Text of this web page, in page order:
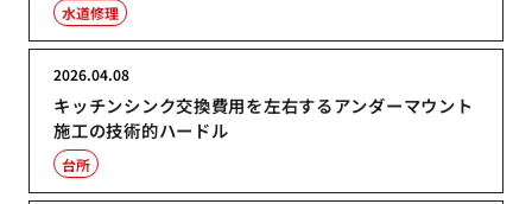
水道修理
キッチンシンク交換費用を左右するアンダーマウント
施工の技術的ハードル
2026.04.08
台所